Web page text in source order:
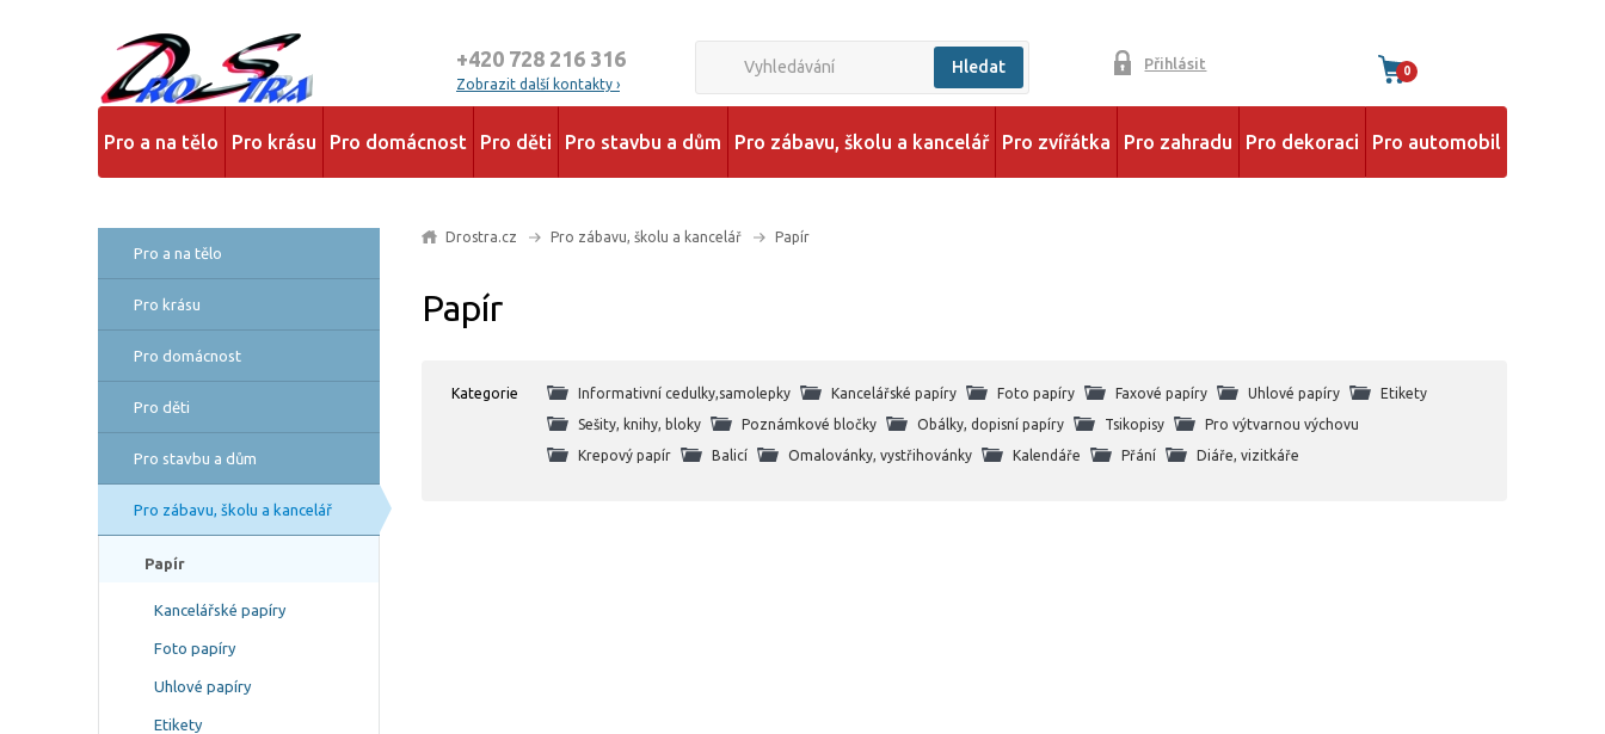
+420 728 216 316
Zobrazit další kontakty ›
Hledat Přihlásit 0
Pro a na tělo Pro krásu Pro domácnost Pro děti Pro stavbu a dům Pro zábavu, školu a kancelář Pro zvířátka Pro zahradu Pro dekoraci Pro automobil
Pro a na tělo
Pro krásu
Pro domácnost
Pro děti
Pro stavbu a dům
Pro zábavu, školu a kancelář
Papír
Kancelářské papíry
Foto papíry
Uhlové papíry
Etikety
Drostra.cz Pro zábavu, školu a kancelář Papír
Papír
Kategorie Informativní cedulky,samolepky Kancelářské papíry Foto papíry Faxové papíry Uhlové papíry
Etikety
Sešity, knihy, bloky
Poznámkové bločky Obálky, dopisní papíry Tsikopisy
Pro výtvarnou výchovu
Krepový papír
Balicí Omalovánky, vystřihovánky Kalendáře Přání Diáře, vizitkáře